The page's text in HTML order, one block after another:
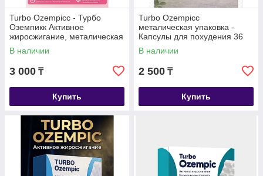
Turbo Ozempicc - Турбо
Оземпикк Активное
жиросжигание, металическая
коробка, капсулы для
похудения 40 капсул
В наличии
3 000 ₸
Купить
Turbo Ozempicc
металическая упаковка -
Капсулы для похудения 36
капсул
В наличии
2 500 ₸
Купить